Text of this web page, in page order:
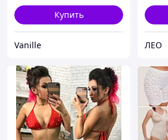
Купить
Vanille ЛЕО